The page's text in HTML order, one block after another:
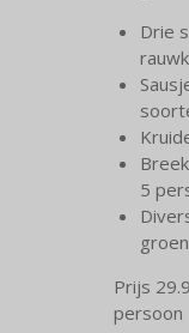
Drie
5
Prijs
persoon